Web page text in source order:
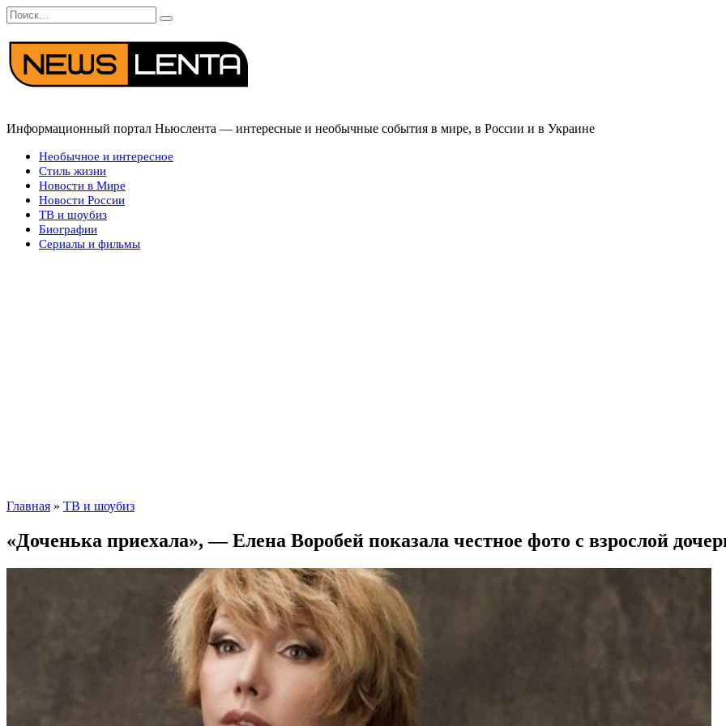
Перейти
к
содержанию
Search
for:
Информационный портал Ньюслента — интересные и необычные события в мире, в России и в Украине
Необычное и интересное
Стиль жизни
Новости в Мире
Новости России
ТВ и шоубиз
Биографии
Сериалы и фильмы
Главная » ТВ и шоубиз
«Доченька приехала», — Елена Воробей показала честное фото с взрослой